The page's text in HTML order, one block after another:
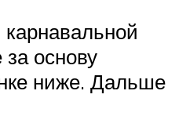
основу
ниже. Дальше